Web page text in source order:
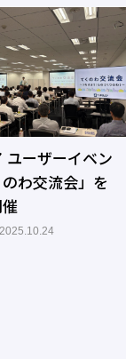
ユーザーイベン
のわ交流会」を
2025.10.24